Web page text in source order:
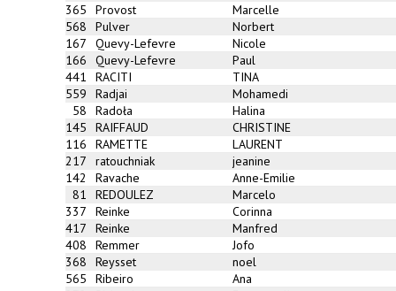
365
Provost
Marcelle
568
Pulver
Norbert
167
Quevy-Lefevre
Nicole
166
Quevy-Lefevre
Paul
441
RACITI
TINA
559
Radjai
Mohamedi
58
Radoła
Halina
145
RAIFFAUD
CHRISTINE
116
RAMETTE
LAURENT
217
ratouchniak
jeanine
142
Ravache
Anne-Emilie
81
REDOULEZ
Marcelo
337
Reinke
Corinna
417
Reinke
Manfred
408
Remmer
Jofo
368
Reysset
noel
565
Ribeiro
Ana